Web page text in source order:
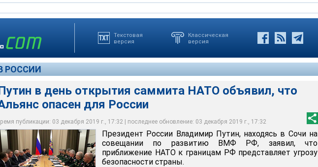
Текстовая
версия
Классическая
версия
РОССИИ
в день открытия саммита НАТО объявил, что
опасен для России
публикации: 03 декабря 2019 г., 17:32 | последнее обновление: 03 декабря 2019 г., 17:32
Путин в день открытия саммита НАТО объявил, что Альянс опасен для России
Пресс-служба Президента РоссииПрезидент России Владимир Путин, находясь в Сочи на
совещании по развитию ВМФ РФ, заявил, что
приближение НАТО к границам РФ представляет угрозу
безопасности страны.